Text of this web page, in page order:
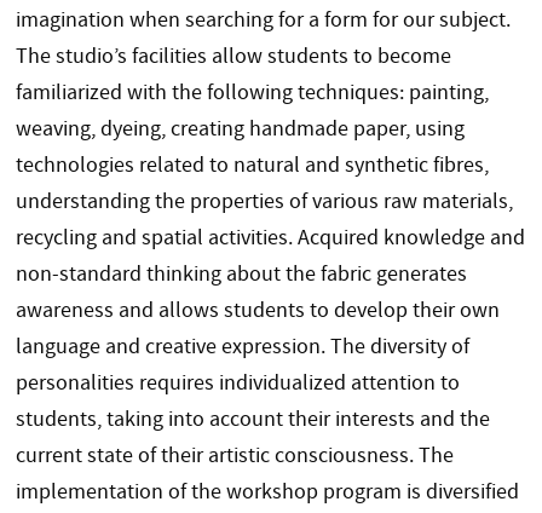
imagination when searching for a form for our subject.
The studio’s facilities allow students to become
familiarized with the following techniques: painting,
weaving, dyeing, creating handmade paper, using
technologies related to natural and synthetic fibres,
understanding the properties of various raw materials,
recycling and spatial activities. Acquired knowledge and
non-standard thinking about the fabric generates
awareness and allows students to develop their own
language and creative expression. The diversity of
personalities requires individualized attention to
students, taking into account their interests and the
current state of their artistic consciousness. The
implementation of the workshop program is diversified